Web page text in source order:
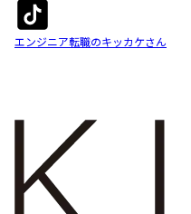
エンジニア転職のキッカケさん